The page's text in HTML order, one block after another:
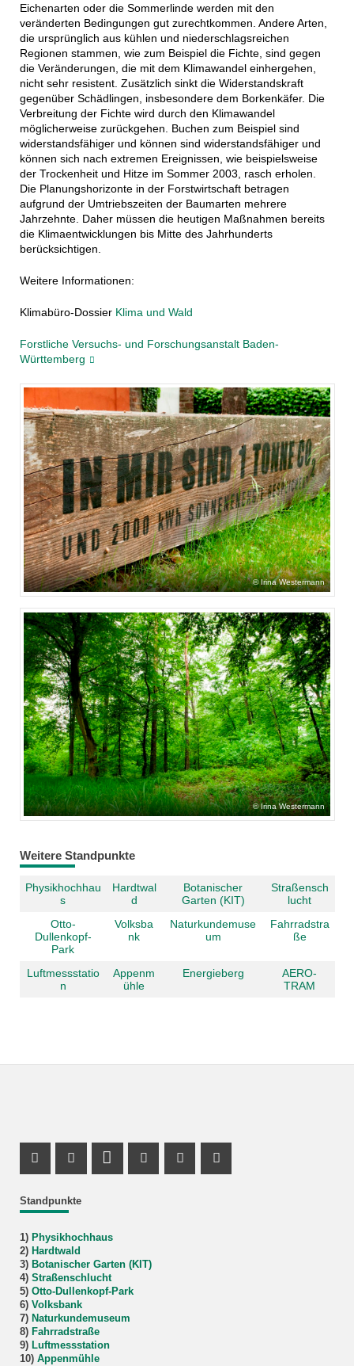
Eichenarten oder die Sommerlinde werden mit den
veränderten Bedingungen gut zurechtkommen. Andere Arten,
die ursprünglich aus kühlen und niederschlagsreichen
Regionen stammen, wie zum Beispiel die Fichte, sind gegen
die Veränderungen, die mit dem Klimawandel einhergehen,
nicht sehr resistent. Zusätzlich sinkt die Widerstandskraft
gegenüber Schädlingen, insbesondere dem Borkenkäfer. Die
Verbreitung der Fichte wird durch den Klimawandel
möglicherweise zurückgehen. Buchen zum Beispiel sind
widerstandsfähiger und können sind widerstandsfähiger und
können sich nach extremen Ereignissen, wie beispielsweise
der Trockenheit und Hitze im Sommer 2003, rasch erholen.
Die Planungshorizonte in der Forstwirtschaft betragen
aufgrund der Umtriebszeiten der Baumarten mehrere
Jahrzehnte. Daher müssen die heutigen Maßnahmen bereits
die Klimaentwicklungen bis Mitte des Jahrhunderts
berücksichtigen.
Weitere Informationen:
Klimabüro-Dossier Klima und Wald
Forstliche Versuchs- und Forschungsanstalt Baden-
Württemberg
Irina Westermann
Irina Westermann
Weitere Standpunkte
Physikhochhau
s
Hardtwal
d
Botanischer
Garten (KIT)
Straßensch
lucht
Otto-
Dullenkopf-
Park
Volksba
nk
Naturkundemuse
um
Fahrradstra
ße
Luftmessstatio
n
Appenm
ühle
Energieberg
AERO-
TRAM
Standpunkte
1) Physikhochhaus
2) Hardtwald
3) Botanischer Garten (KIT)
4) Straßenschlucht
5) Otto-Dullenkopf-Park
6) Volksbank
7) Naturkundemuseum
8) Fahrradstraße
9) Luftmessstation
10) Appenmühle
Facebook Profil
X Kanal (Twitter)
LinkedIn Profil